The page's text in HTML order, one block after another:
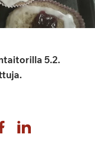
5.2.